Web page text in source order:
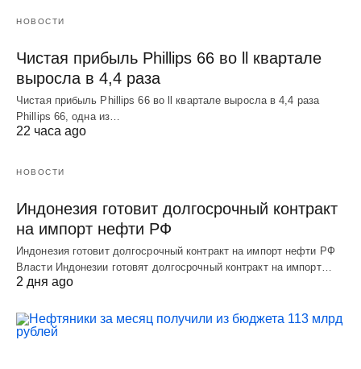
НОВОСТИ
Чистая прибыль Phillips 66 во ll квартале
выросла в 4,4 раза
Чистая прибыль Phillips 66 во ll квартале выросла в 4,4 раза
Phillips 66, одна из…
22 часа ago
НОВОСТИ
Индонезия готовит долгосрочный контракт
на импорт нефти РФ
Индонезия готовит долгосрочный контракт на импорт нефти РФ
Власти Индонезии готовят долгосрочный контракт на импорт…
2 дня ago